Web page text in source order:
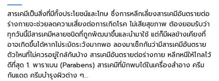
สารเคมีเป็นสิ่งที่มีทั้งประโยชน์และโทษ ซึ่งการหลีกเลี่ยงสารเคมีอันตรายต่อ
ร่างกายจะช่วยลดความเสี่ยงต่อการเกิดโรค ไม่เสียสุขภาพ ต้องยอมรับว่า
ทุกวันนี้มีสารเคมีหลายชนิดที่ถูกพัฒนาขึ้นและนำมาใช้ แต่ก็มีผลข้างเคียงที่
อาจเกิดขึ้นได้หากไม่ระมัดระวังมากพอ ลองมาเช็กกันว่ามีสารเคมีอันตราย
ตัวไหนที่ไม่ควรอยู่ใกล้กันบ้าง สารเคมีอันตรายต่อร่างกาย หลีกหนีให้ไกลไว้
ดีที่สุด 1. พาราเบน (Parabens) สารเคมีที่มักพบได้ในเครื่องสำอาง ครีม
กันแดด ครีมบำรุงผิวต่าง ๆ...